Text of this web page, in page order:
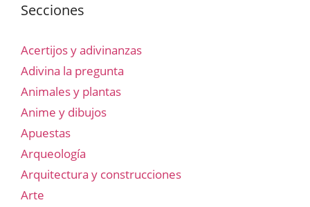
Secciones
Acertijos y adivinanzas
Adivina la pregunta
Animales y plantas
Anime y dibujos
Apuestas
Arqueología
Arquitectura y construcciones
Arte